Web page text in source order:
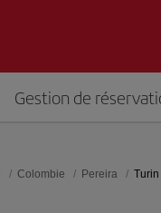
Gestion de
Colombie Pereira